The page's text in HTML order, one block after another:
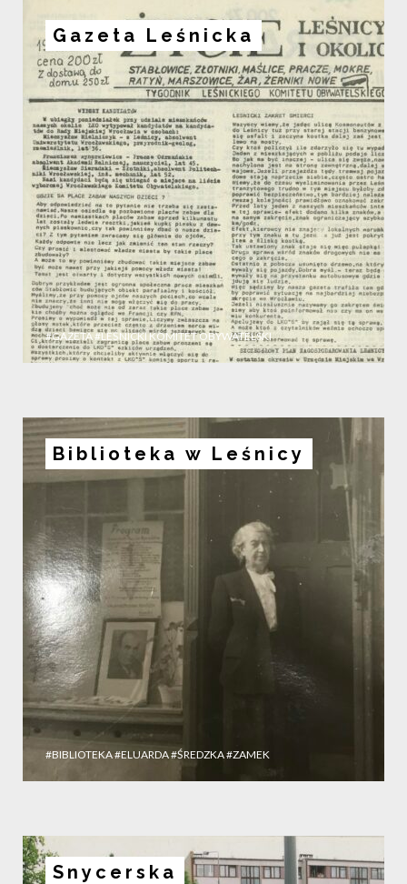
Gazeta Leśnicka
#GAZETA#LEŚNICKI KOMITET OBYWATELSKI
Biblioteka w Leśnicy
#BIBLIOTEKA#ELUARDA#ŚREDZKA#ZAMEK
Snycerska